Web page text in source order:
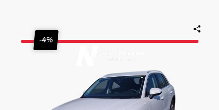
-4%